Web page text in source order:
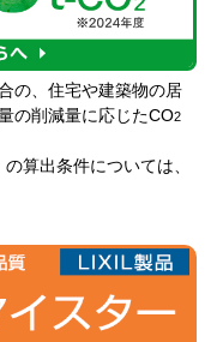
の、住宅や建築物の居
の削減量に応じたCO2
算出条件については、